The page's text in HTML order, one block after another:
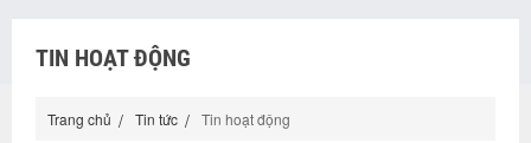
TIN HOẠT ĐỘNG
Trang chủ Tin tức Tin hoạt động